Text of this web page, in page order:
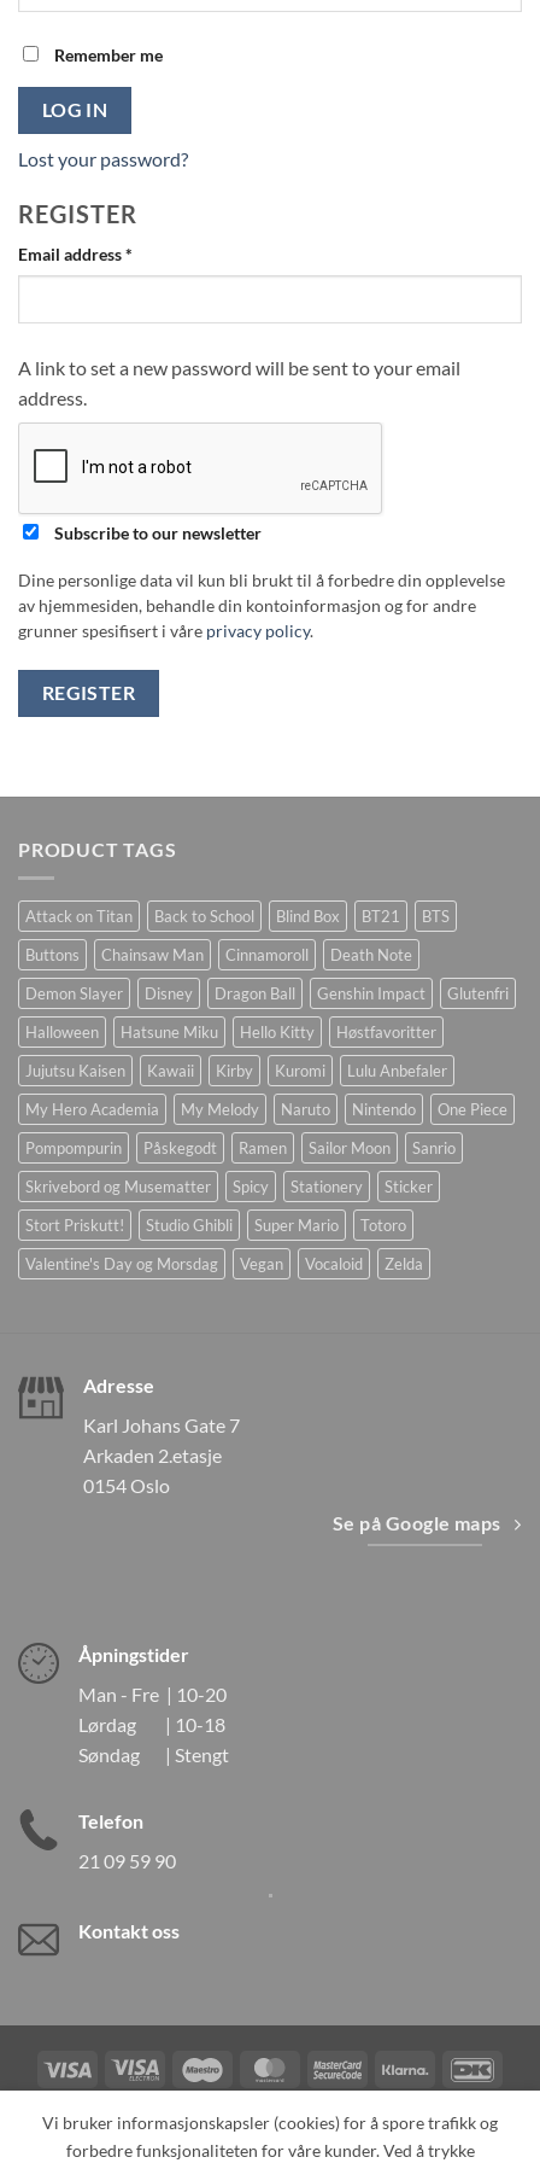
Remember me
LOG IN
Lost your password?
REGISTER
Email address*
A link to set a new password will be sent to your email
address.
Subscribe to our newsletter
Dine personlige data vil kun bli brukt til å forbedre din opplevelse
av hjemmesiden, behandle din kontoinformasjon og for andre
grunner spesifisert i våre privacy policy.
REGISTER
PRODUCT TAGS
Attack on Titan Back to School Blind Box BT21
BTS
Buttons
Chainsaw Man Cinnamoroll
Death Note
Demon Slayer
Disney Dragon Ball Genshin Impact
Glutenfri
Halloween
Hatsune Miku Hello Kitty
Høstfavoritter
Jujutsu Kaisen
Kawaii Kirby Kuromi
Lulu Anbefaler
My Hero Academia
My Melody Naruto Nintendo
One Piece
Pompompurin
Påskegodt Ramen Sailor Moon
Sanrio
Skrivebord og Musematter
Spicy Stationery
Sticker
Stort Priskutt!
Studio Ghibli Super Mario
Totoro
Valentine's Day og Morsdag
Vegan Vocaloid Zelda
Adresse
Karl Johans Gate 7
Arkaden 2.etasje
0154 Oslo
Se på Google maps
Åpningstider
Man - Fre | 10-20
Lørdag | 10-18
Søndag | Stengt
Telefon
21 09 59 90
Kontakt oss
Visa
Visa
Electron
Maestro MasterCardMasterCard
2
Klarna
Card
TILBAKEKALLINGER KONTAKT OSS OM OSS
Vi bruker informasjonskapsler (cookies) for å spore trafikk og
forbedre funksjonaliteten for våre kunder. Ved å trykke